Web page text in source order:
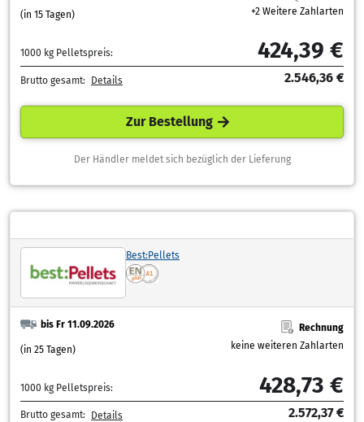
(in 15 Tagen)
+2 Weitere Zahlarten
1000 kg Pelletspreis: 424,39 €
Brutto gesamt: Details 2.546,36 €
Zur Bestellung
Der Händler meldet sich bezüglich der Lieferung
Best:Pellets
bis Fr 11.09.2026
(in 25 Tagen)
Rechnung
keine weiteren Zahlarten
1000 kg Pelletspreis: 428,73 €
Brutto gesamt: Details 2.572,37 €